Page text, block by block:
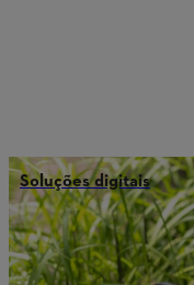
Soluções digitais